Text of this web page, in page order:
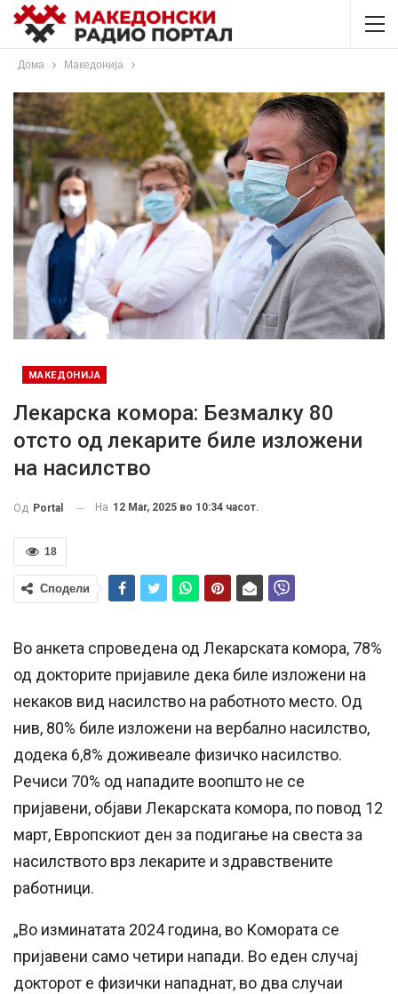
Дома Македонија
МАКЕДОНИЈА
Лекарска комора: Безмалку 80
отсто од лекарите биле изложени
на насилство
Од Portal На 12 Mar, 2025 во 10:34 часот.
18
Сподели
Во анкета спроведена од Лекарската комора, 78%
од докторите пријавиле дека биле изложени на
некаков вид насилство на работното место. Од
нив, 80% биле изложени на вербално насилство,
додека 6,8% доживеале физичко насилство.
Речиси 70% од нападите воопшто не се
пријавени, објави Лекарската комора, по повод 12
март, Европскиот ден за подигање на свеста за
насилството врз лекарите и здравствените
работници.
„Во изминатата 2024 година, во Комората се
пријавени само четири напади. Во еден случај
докторот е физички нападнат, во два случаи